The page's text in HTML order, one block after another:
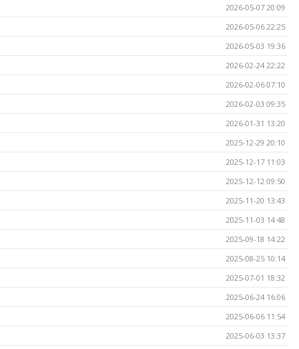
2026-05-07 20:09
2026-05-06 22:25
2026-05-03 19:36
2026-02-24 22:22
2026-02-06 07:10
2026-02-03 09:35
2026-01-31 13:20
2025-12-29 20:10
2025-12-17 11:03
2025-12-12 09:50
2025-11-20 13:43
2025-11-03 14:48
2025-09-18 14:22
2025-08-25 10:14
2025-07-01 18:32
2025-06-24 16:06
2025-06-06 11:54
2025-06-03 13:37